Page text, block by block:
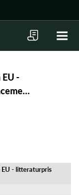
-
EU - litteraturpris